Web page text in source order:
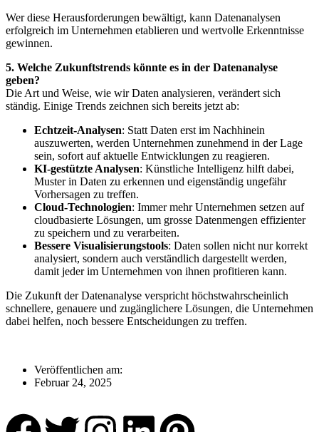
Wer diese Herausforderungen bewältigt, kann Datenanalysen
erfolgreich im Unternehmen etablieren und wertvolle Erkenntnisse
gewinnen.
5. Welche Zukunftstrends könnte es in der Datenanalyse
geben?
Die Art und Weise, wie wir Daten analysieren, verändert sich
ständig. Einige Trends zeichnen sich bereits jetzt ab:
Echtzeit-Analysen: Statt Daten erst im Nachhinein
auszuwerten, werden Unternehmen zunehmend in der Lage
sein, sofort auf aktuelle Entwicklungen zu reagieren.
KI-gestützte Analysen: Künstliche Intelligenz hilft dabei,
Muster in Daten zu erkennen und eigenständig ungefähr
Vorhersagen zu treffen.
Cloud-Technologien: Immer mehr Unternehmen setzen auf
cloudbasierte Lösungen, um grosse Datenmengen effizienter
zu speichern und zu verarbeiten.
Bessere Visualisierungstools: Daten sollen nicht nur korrekt
analysiert, sondern auch verständlich dargestellt werden,
damit jeder im Unternehmen von ihnen profitieren kann.
Die Zukunft der Datenanalyse verspricht höchstwahrscheinlich
schnellere, genauere und zugänglichere Lösungen, die Unternehmen
dabei helfen, noch bessere Entscheidungen zu treffen.
Veröffentlichen am:
Februar 24, 2025